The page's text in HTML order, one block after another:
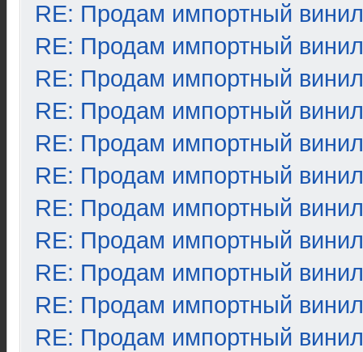
RE: Продам импортный винил
RE: Продам импортный винил
RE: Продам импортный винил
RE: Продам импортный винил
RE: Продам импортный винил
RE: Продам импортный винил
RE: Продам импортный винил
RE: Продам импортный винил
RE: Продам импортный винил
RE: Продам импортный винил
RE: Продам импортный винил